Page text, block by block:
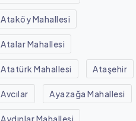
Ataköy Mahallesi
Atalar Mahallesi
Atatürk Mahallesi Ataşehir
Avcılar Ayazağa Mahallesi
Aydınlar Mahallesi